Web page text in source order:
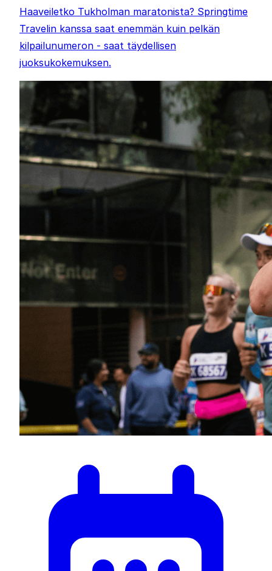
Haaveiletko Tukholman maratonista? Springtime
Travelin kanssa saat enemmän kuin pelkän
kilpailunumeron - saat täydellisen
juoksukokemuksen.